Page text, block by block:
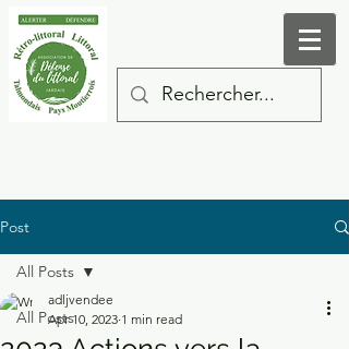
Post
All Posts
All Posts
adljvendee
Apr 10, 2023 1 min read